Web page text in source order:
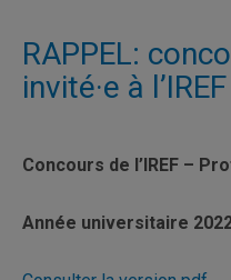
RAPPEL:
invité·e à
Concours de l’IREF –
Année universitaire